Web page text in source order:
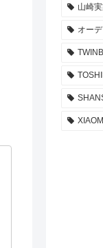
山崎
オー
XIAOMI